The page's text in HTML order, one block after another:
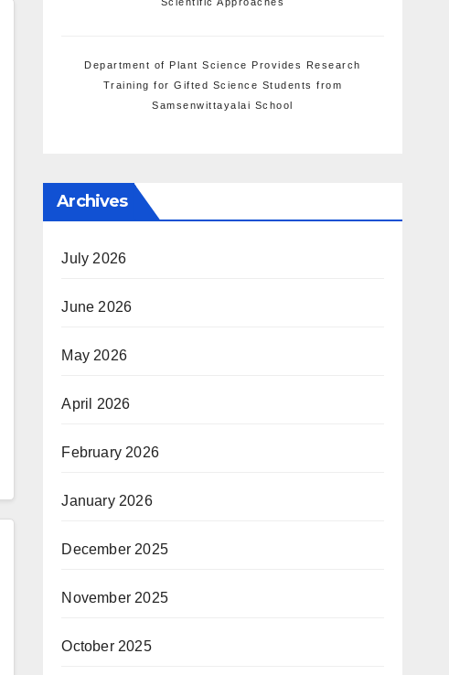
Department of Plant Science Provides Research
Training for Gifted Science Students from
Samsenwittayalai School
Archives
July 2026
June 2026
May 2026
April 2026
February 2026
January 2026
December 2025
November 2025
October 2025